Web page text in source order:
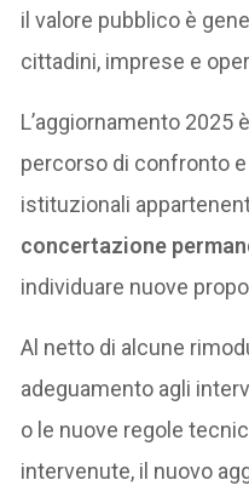
il valore pubblico è
cittadini, imprese e
L’aggiornamento 2025
percorso di confronto
istituzionali
concertazione
individuare nuove
Al netto di alcune
adeguamento agli
o le nuove regole
intervenute, il nuovo